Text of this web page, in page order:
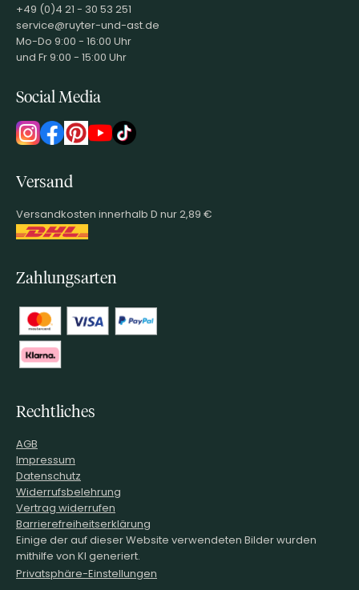
+49 (0)4 21 - 30 53 251
service@ruyter-und-ast.de
Mo-Do 9:00 - 16:00 Uhr
und Fr 9:00 - 15:00 Uhr
Social Media
Versand
Versandkosten innerhalb D nur 2,89 €
Zahlungsarten
Rechtliches
AGB
Impressum
Datenschutz
Widerrufsbelehrung
Vertrag widerrufen
Barrierefreiheitserklärung
Einige der auf dieser Website verwendeten Bilder wurden
mithilfe von KI generiert.
Privatsphäre-Einstellungen